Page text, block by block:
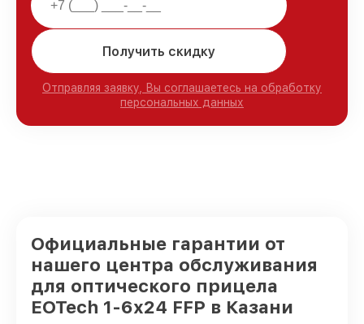
Получить скидку
Отправляя заявку, Вы соглашаетесь на обработку
персональных данных
Официальные гарантии от
нашего центра обслуживания
для оптического прицела
EOTech 1-6x24 FFP в Казани